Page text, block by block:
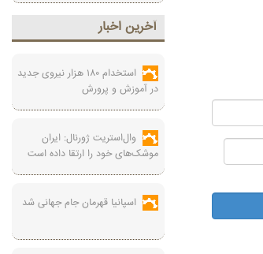
آخرين اخبار
استخدام ۱۸۰ هزار نیروی جدید
در آموزش‌ و پرورش
وال‌استریت ژورنال: ایران
موشک‌های خود را ارتقا داده است
اسپانیا قهرمان جام جهانی شد